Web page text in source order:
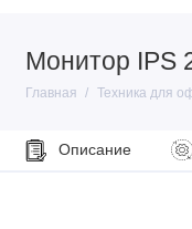
Монитор IPS
Главная Техника для
Описание